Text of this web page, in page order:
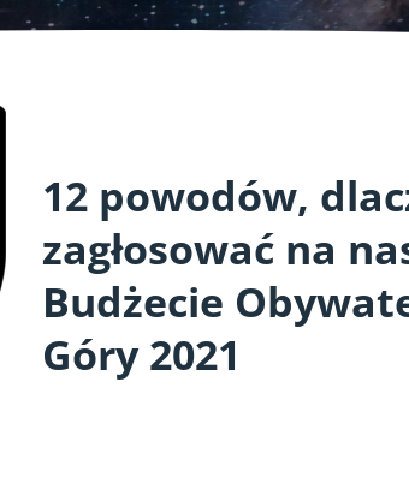
12 powodów,
zagłosować na
Budżecie
Góry 2021